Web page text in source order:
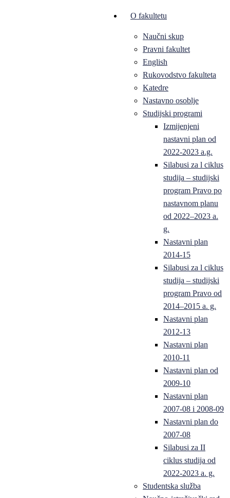
O fakultetu
Naučni skup
Pravni fakultet
English
Rukovodstvo fakulteta
Katedre
Nastavno osoblje
Studijski programi
Izmijenjeni
nastavni plan od
2022-2023 a.g.
Silabusi za l ciklus
studija – studijski
program Pravo po
nastavnom planu
od 2022–2023 a.
g.
Nastavni plan
2014-15
Silabusi za l ciklus
studija – studijski
program Pravo od
2014–2015 a. g.
Nastavni plan
2012-13
Nastavni plan
2010-11
Nastavni plan od
2009-10
Nastavni plan
2007-08 i 2008-09
Nastavni plan do
2007-08
Silabusi za II
ciklus studija od
2022-2023 a. g.
Studentska služba